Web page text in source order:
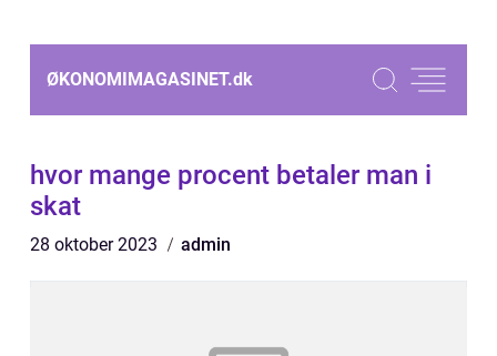
ØKONOMIMAGASINET.dk
hvor mange procent betaler man i
skat
28 oktober 2023 admin